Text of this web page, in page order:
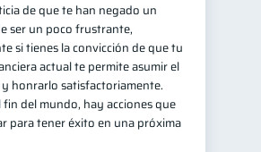
de que te han negado un
ser un poco frustrante,
si tienes la convicción de que tu
actual te permite asumir el
honrarlo satisfactoriamente.
fin del mundo, hay acciones que
para tener éxito en una próxima